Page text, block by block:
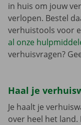
in huis om jouw
verlopen. Bestel
verhuistools voor
al onze
verhuisvragen?
Haal je
Je haalt je
over heel het land.